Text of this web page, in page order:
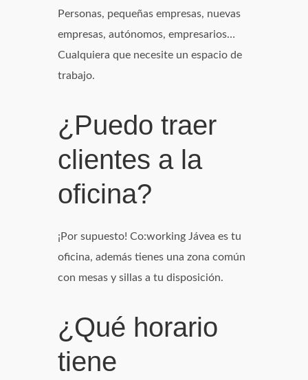
Personas, pequeñas empresas, nuevas
empresas, autónomos, empresarios…
Cualquiera que necesite un espacio de
trabajo.
¿Puedo traer
clientes a la
oficina?
¡Por supuesto! Co:working Jávea es tu
oficina, además tienes una zona común
con mesas y sillas a tu disposición.
¿Qué horario
tiene